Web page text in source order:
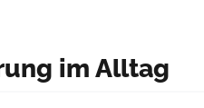
im Alltag